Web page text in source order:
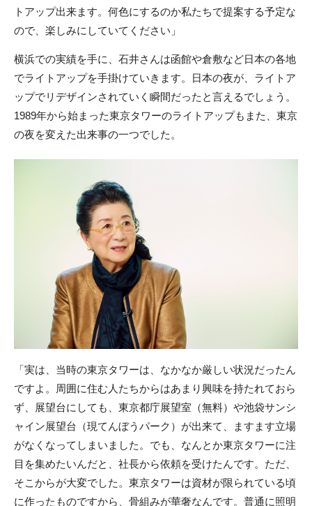
トアップ出来ます。何色にするのか私たちで提案する予定な
ので、楽しみにしていてください」
横浜での実績を手に、石井さんは函館や倉敷など日本の各地
でライトアップを手掛けていきます。日本の夜が、ライトア
ップでリデザインされていく瞬間だったと言えるでしょう。
1989年から始まった東京タワーのライトアップもまた、東京
の夜を変えた出来事の一つでした。
「実は、当時の東京タワーは、なかなか厳しい状況だったん
ですよ。周囲に住む人たちからはあまり興味を持たれておら
ず、展望台にしても、東京都庁展望室（無料）や池袋サンシ
ャイン展望台（現てんぼうパーク）が出来て、ますます立場
がなくなってしまいました。でも、なんとか東京タワーに注
目を集めたいんだと、社長から依頼を受けたんです。ただ、
そこからが大変でした。東京タワーは資材が限られている頃
に作ったものですから、骨組みが華奢なんです。普通に照明